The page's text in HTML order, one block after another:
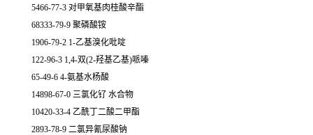
5466-77-3 对甲氧基肉桂酸辛酯
68333-79-9 聚磷酸铵
1906-79-2 1-乙基溴化吡啶
122-96-3 1,4-双(2-羟基乙基)哌嗪
65-49-6 4-氨基水杨酸
14898-67-0 三氯化钌 水合物
10420-33-4 乙酰丁二酸二甲酯
2893-78-9 二氯异氰尿酸钠